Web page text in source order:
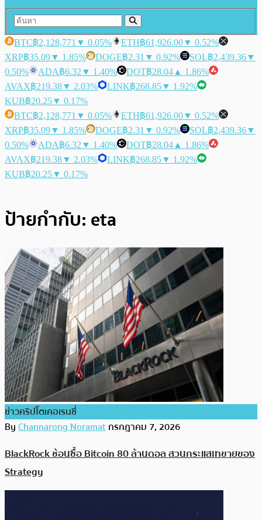
BTC฿2,128,771 ▼ 0.05% ETH฿61,926.00▼ 0.52%
XRP฿35.09▼ 1.85% DOGE฿2.31 ▼ 0.92% SOL฿2,439.36▼
0.50%
ADA฿6.32 ▼ 1.40% DOT฿28.04 ▲ 1.86%
AVAX฿219.38▼ 2.03% LINK฿268.85▼ 1.92%
KUB฿20.25▼ 0.17%
BTC฿2,128,771 ▼ 0.05% ETH฿61,926.00▼ 0.52%
XRP฿35.09▼ 1.85% DOGE฿2.31 ▼ 0.92% SOL฿2,439.36▼
0.50%
ADA฿6.32 ▼ 1.40% DOT฿28.04 ▲ 1.86%
AVAX฿219.38▼ 2.03% LINK฿268.85▼ 1.92%
KUB฿20.25▼ 0.17%
ป้ายกำกับ: eta
ข่าวคริปโตเคอเรนซี่
ByChannarong Noramatกรกฎาคม 7, 2026
BlackRock ช้อนซื้อ Bitcoin 80 ล้านดอล สวนกระแสเทขายของ
Strategy